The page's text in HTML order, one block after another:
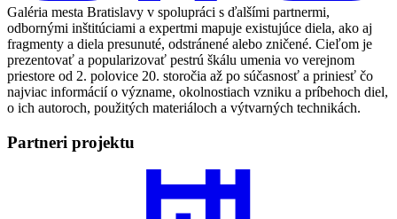
Galéria mesta Bratislavy v spolupráci s ďalšími partnermi,
odbornými inštitúciami a expertmi mapuje existujúce diela, ako aj
fragmenty a diela presunuté, odstránené alebo zničené. Cieľom je
prezentovať a popularizovať pestrú škálu umenia vo verejnom
priestore od 2. polovice 20. storočia až po súčasnosť a priniesť čo
najviac informácií o význame, okolnostiach vzniku a príbehoch diel,
o ich autoroch, použitých materiáloch a výtvarných technikách.
Partneri projektu